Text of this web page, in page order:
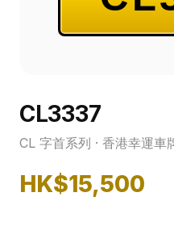
CL3337
CL 字首系列 · 香港幸運車
HK$15,500